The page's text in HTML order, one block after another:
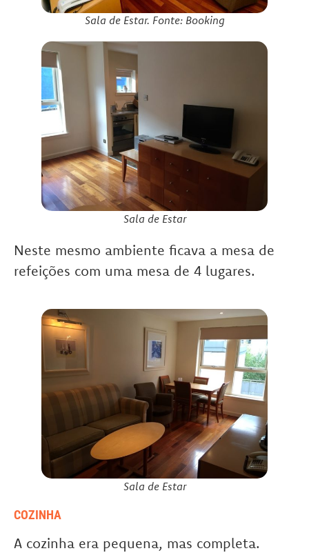
Sala de Estar. Fonte: Booking
Sala de Estar
Neste mesmo ambiente ficava a mesa de
refeições com uma mesa de 4 lugares.
Sala de Estar
COZINHA
A cozinha era pequena, mas completa.